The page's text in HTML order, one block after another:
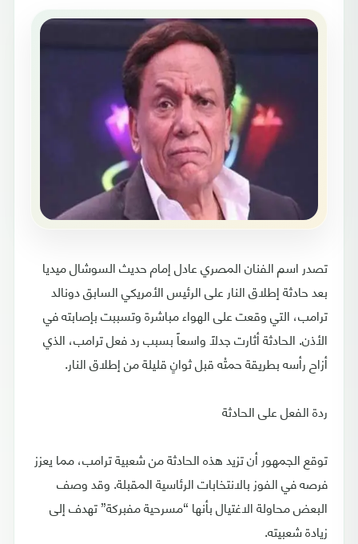
تصدر اسم الفنان المصري عادل إمام حديث السوشال ميديا
بعد حادثة إطلاق النار على الرئيس الأمريكي السابق دونالد
ترامب، التي وقعت على الهواء مباشرة وتسببت بإصابته في
الأذن. الحادثة أثارت جدلاً واسعاً بسبب رد فعل ترامب، الذي
أزاح رأسه بطريقة حمتْه قبل ثوانٍ قليلة من إطلاق النار.
ردة الفعل على الحادثة
توقع الجمهور أن تزيد هذه الحادثة من شعبية ترامب، مما يعزز
فرصه في الفوز بالانتخابات الرئاسية المقبلة. وقد وصف
البعض محاولة الاغتيال بأنها “مسرحية مفبركة” تهدف إلى
زيادة شعبيته.